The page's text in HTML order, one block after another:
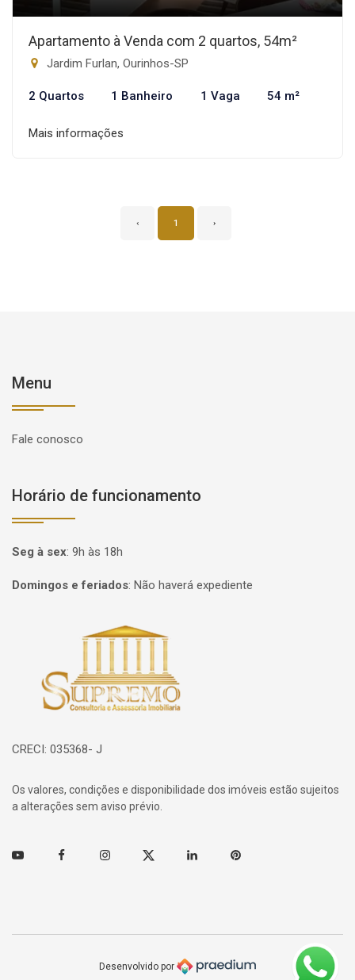
Apartamento à Venda com 2 quartos, 54m²
Jardim Furlan, Ourinhos-SP
2 Quartos 1 Banheiro 1 Vaga 54 m²
Mais informações
‹ 1 ›
Menu
Fale conosco
Horário de funcionamento
Seg à sex: 9h às 18h
Domingos e feriados: Não haverá expediente
Página inicial
CRECI: 035368- J
Os valores, condições e disponibilidade dos imóveis estão sujeitos
a alterações sem aviso prévio.
Youtube FacebookInstagramTwitter Linkedin Pinterest
Desenvolvido por